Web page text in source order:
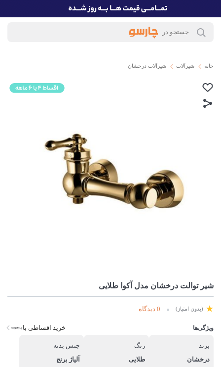
خانه شیرآلات شیرآلات درخشان
شیر توالت درخشان مدل آکوا طلایی
(بدون امتیاز) 0 دیدگاه
ویژگی‌ها خرید اقساطی با
برند
درخشان
رنگ
طلایی
جنس بدنه
آلیاژ برنج